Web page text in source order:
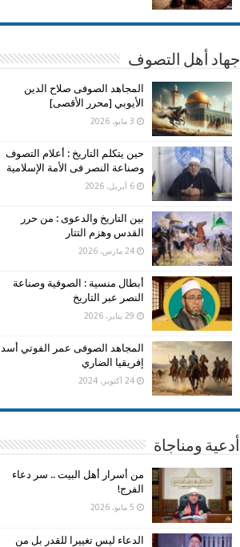
جهاد أهل التصوف
المجاهد الصوفى صلاح الدين
الأيوبي [محرر الأقصى]
3 مايو، 2026
حين يتكلم التاريخ : أعلام التصوف
وصناعة النصر فى الأمة الإسلامية
6 أبريل، 2026
بين التاريخ والدعوى : من حرر
القدس وهزم التتار
24 مارس، 2026
أبطال منسية : الصوفية وصناعة
النصر عبر التاريخ
29 يناير، 2026
المجاهد الصوفى عمر الفوتي أسد
إفريقيا الضاري
24 أكتوبر، 2024
أدعية ومناجاة
من أسرار أهل البيت .. سر دعاء
الفرج!
5 مايو، 2026
الدعاء ليس تغييرا للقدر بل من